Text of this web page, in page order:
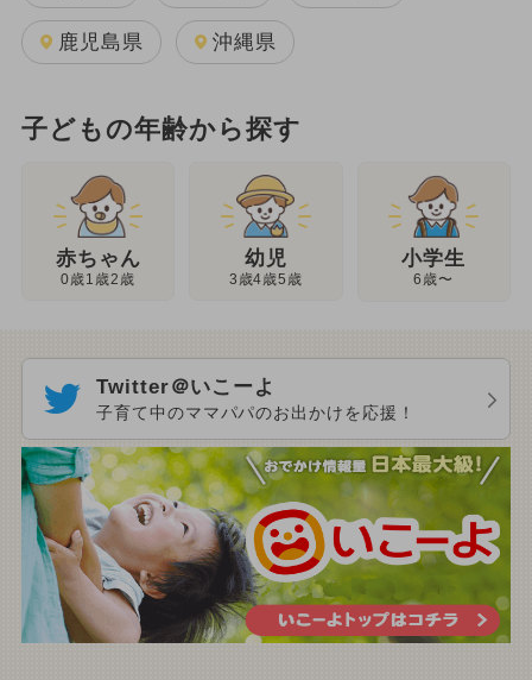
鹿児島県 沖縄県
子どもの年齢から探す
赤ちゃん
0歳1歳2歳
幼児
3歳4歳5歳
小学生
6歳〜
Twitter＠いこーよ
子育て中のママパパのお出かけを応援！